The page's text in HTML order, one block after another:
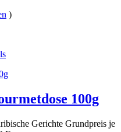
)
100g
Gerichte Grundpreis je